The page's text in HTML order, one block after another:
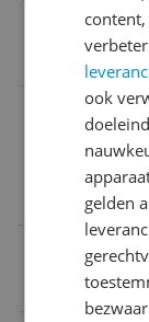
Hoofdomtrek
E-mailadres
Deze
nt bientôt
Geschikt
ook
gelden